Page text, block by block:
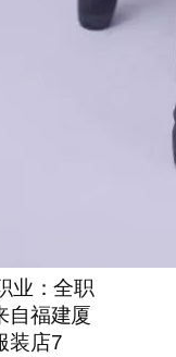
业：全职
自福建厦
装店7